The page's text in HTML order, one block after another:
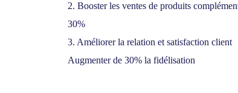
2. Booster les ventes de produits
30%
3. Améliorer la relation et satisfaction client
Augmenter de 30% la fidélisation